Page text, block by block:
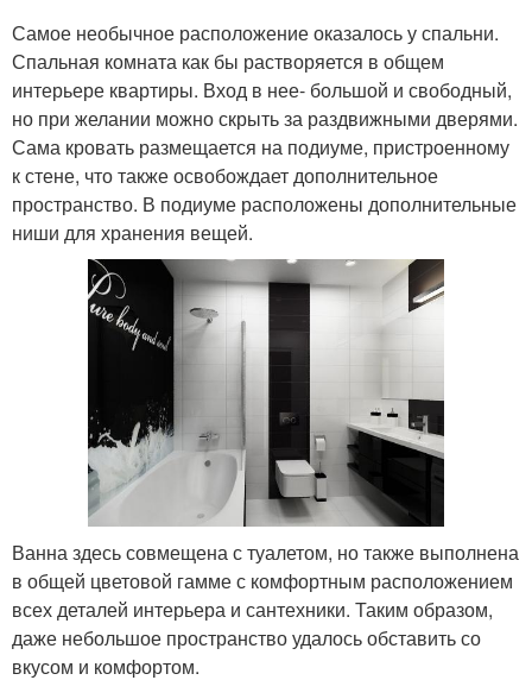
Самое необычное расположение оказалось у спальни.
Спальная комната как бы растворяется в общем
интерьере квартиры. Вход в нее- большой и свободный,
но при желании можно скрыть за раздвижными дверями.
Сама кровать размещается на подиуме, пристроенному
к стене, что также освобождает дополнительное
пространство. В подиуме расположены дополнительные
ниши для хранения вещей.
Ванна здесь совмещена с туалетом, но также выполнена
в общей цветовой гамме с комфортным расположением
всех деталей интерьера и сантехники. Таким образом,
даже небольшое пространство удалось обставить со
вкусом и комфортом.